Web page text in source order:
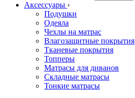
Аксессуары ›
Подушки
Одеяла
Чехлы на матрас
Влагозащитные покрытия
Тканевые покрытия
Топперы
Матрасы для диванов
Складные матрасы
Тонкие матрасы